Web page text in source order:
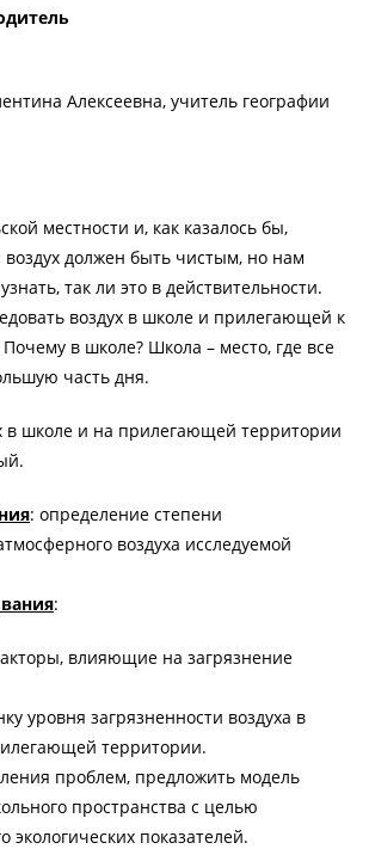
Алексеевна, учитель географии
местности и, как казалось бы,
должен быть чистым, но нам
так ли это в действительности.
воздух в школе и прилегающей к
в школе? Школа – место, где все
часть дня.
в школе и на прилегающей территории
: определение степени
воздуха исследуемой
:
влияющие на загрязнение
уровня загрязненности воздуха в
территории.
проблем, предложить модель
пространства с целью
экологических показателей.